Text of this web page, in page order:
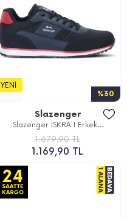
%30
YENI
Slazenger
Slazenger ISKRA I Erkek...
1.679,90 TL
1.169,90 TL